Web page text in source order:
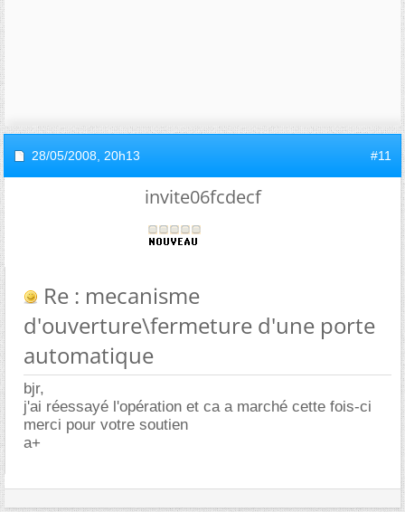
28/05/2008, 20h13 #11
invite06fcdecf
Re : mecanisme
d'ouverture\fermeture d'une porte
automatique
bjr,
j'ai réessayé l'opération et ca a marché cette fois-ci
merci pour votre soutien
a+